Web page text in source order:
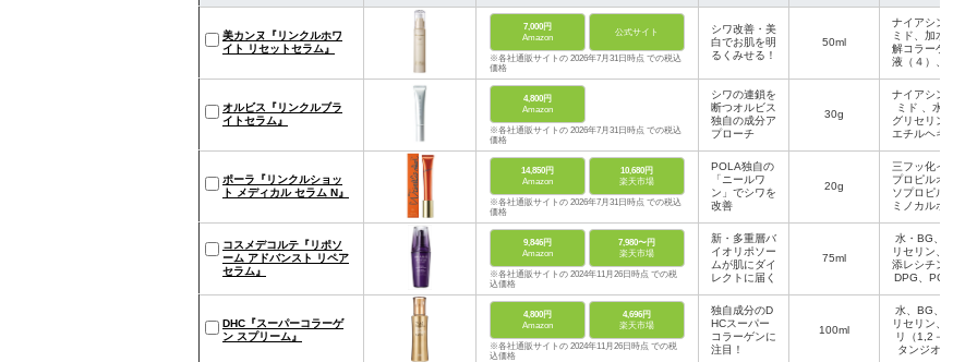
美カンヌ『リンクルホワ
イト リセットセラム』
7,000円
Amazon
公式サイト
※各社通販サイトの 2026年7月31日時点 での税込
価格
シワ改善・美
白でお肌を明
るくみせる！
50ml
ナイアシンア
ミド、加水分
解コラーゲン
液（４）、水
ン液（３）、
サクシニルア
テロコラーゲ
ン液、ヒアル
ロン酸ナトリ
ウムなど
オルビス『リンクルブラ
イトセラム』
4,800円
Amazon
※各社通販サイトの 2026年7月31日時点 での税込
価格
シワの連鎖を
断つオルビス
独自の成分ア
プローチ
30g
ナイアシンア
ミド 、水、
グリセリン、
エチルヘキサ
ＢＧ、ジグリ
セリン、α－
オレフィンオ
リゴマーほか
ポーラ『リンクルショッ
ト メディカル セラム N』
14,850円
Amazon
10,680円
楽天市場
※各社通販サイトの 2026年7月31日時点 での税込
価格
POLA独自の
「ニールワ
ン」でシワを
改善
20g
三フッ化イソ
プロピルオキ
ソプロピルア
ミノカルボニ
カルボニルメ
チルプロピル
アミノカルボ
ニルベンゾイ
ルアミノ酢酸
Ｎａほか
コスメデコルテ『リポソ
ーム アドバンスト リペア
セラム』
9,846円
Amazon
7,980〜円
楽天市場
※各社通販サイトの 2024年11月26日時点 での税
込価格
新・多重層バ
イオリポソー
ムが肌にダイ
レクトに届く
75ml
水・BG、グ
リセリン、水
添レシチン、
DPG、PCA-
ルグルタミン
ほか
DHC『スーパーコラーゲ
ン スプリーム』
4,800円
Amazon
4,696円
楽天市場
※各社通販サイトの 2024年11月26日時点 での税
込価格
独自成分のD
HCスーパー
コラーゲンに
注目！
100ml
水、BG、グ
リセリン、ポ
リ（1,2－ブ
タンジオー